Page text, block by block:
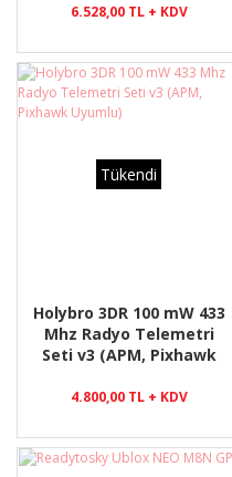
6.528,00 TL + KDV
Tükendi
Holybro 3DR 100 mW 433
Mhz Radyo Telemetri
Seti v3 (APM, Pixhawk
4.800,00 TL + KDV